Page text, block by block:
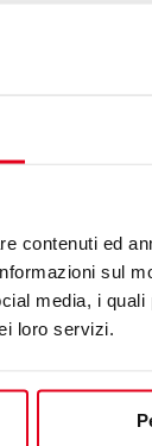
contenuti ed
sul
media, i
loro servizi.
в
Мы
для